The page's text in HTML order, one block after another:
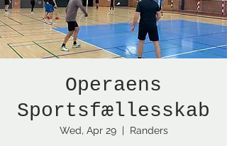
Operaens
Sportsfællesskab
Wed, Apr 29
  |
Randers